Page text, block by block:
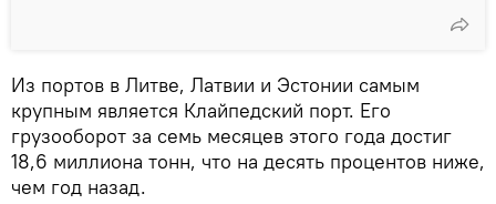
Из портов в Литве, Латвии и Эстонии самым
крупным является Клайпедский порт. Его
грузооборот за семь месяцев этого года достиг
18,6 миллиона тонн, что на десять процентов ниже,
чем год назад.